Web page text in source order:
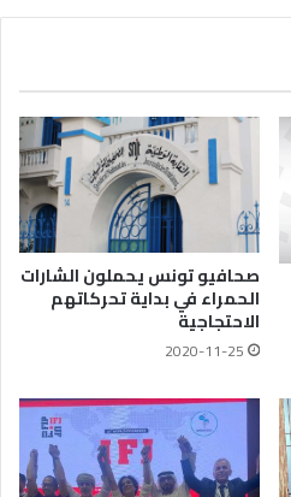
صحافيو تونس يحملون الشارات
الحمراء في بداية تحركاتهم
الاحتجاجية
2020-11-25